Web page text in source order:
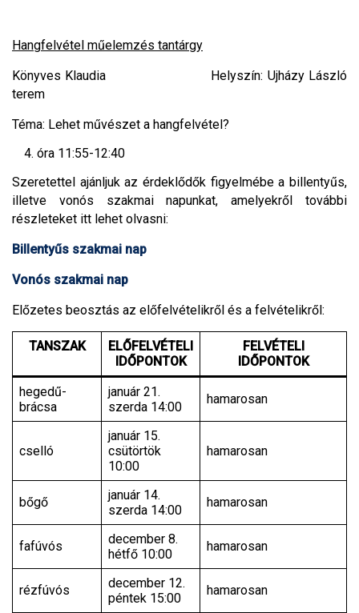
Hangfelvétel műelemzés tantárgy
Könyves Klaudia Helyszín: Ujházy László
terem
Téma: Lehet művészet a hangfelvétel?
óra 11:55-12:40
Szeretettel ajánljuk az érdeklődők figyelmébe a billentyűs,
illetve vonós szakmai napunkat, amelyekről további
részleteket itt lehet olvasni:
Billentyűs szakmai nap
Vonós szakmai nap
Előzetes beosztás az előfelvételikről és a felvételikről:
TANSZAK
ELŐFELVÉTELI
IDŐPONTOK
FELVÉTELI
IDŐPONTOK
hegedű-
brácsa
január 21.
szerda 14:00
hamarosan
cselló
január 15.
csütörtök
10:00
hamarosan
bőgő
január 14.
szerda 14:00
hamarosan
fafúvós
december 8.
hétfő 10:00
hamarosan
rézfúvós
december 12.
péntek 15:00
hamarosan